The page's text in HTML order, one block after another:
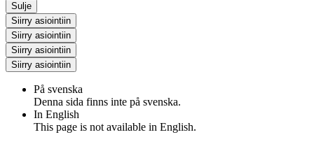
Sulje
Siirry asiointiin
Siirry asiointiin
Siirry asiointiin
Siirry asiointiin
På svenska
Denna sida finns inte på svenska.
In English
This page is not available in English.